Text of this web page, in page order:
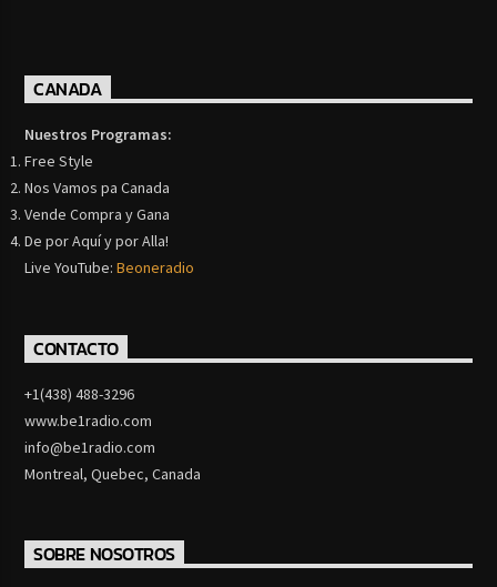
CANADA
Nuestros Programas:
Free Style
Nos Vamos pa Canada
Vende Compra y Gana
De por Aquí y por Alla!
Live YouTube:Beoneradio
CONTACTO
+1(438) 488-3296
www.be1radio.com
info@be1radio.com
Montreal, Quebec, Canada
SOBRE NOSOTROS